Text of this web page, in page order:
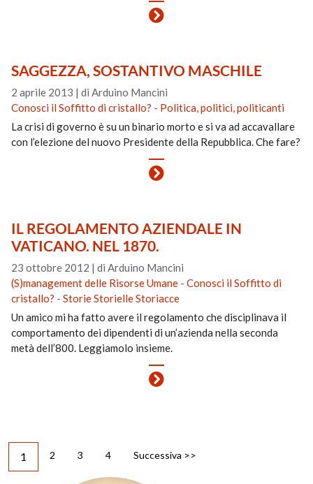
SAGGEZZA, SOSTANTIVO MASCHILE
2 aprile 2013 |di Arduino Mancini
Conosci il Soffitto di cristallo? - Politica, politici, politicanti
La crisi di governo è su un binario morto e si va ad accavallare
con l’elezione del nuovo Presidente della Repubblica. Che fare?
IL REGOLAMENTO AZIENDALE IN
VATICANO. NEL 1870.
23 ottobre 2012 |di Arduino Mancini
(S)management delle Risorse Umane -Conosci il Soffitto di
cristallo? -Storie Storielle Storiacce
Un amico mi ha fatto avere il regolamento che disciplinava il
comportamento dei dipendenti di un’azienda nella seconda
metà dell’800. Leggiamolo insieme.
1 2 3 4 Successiva >>